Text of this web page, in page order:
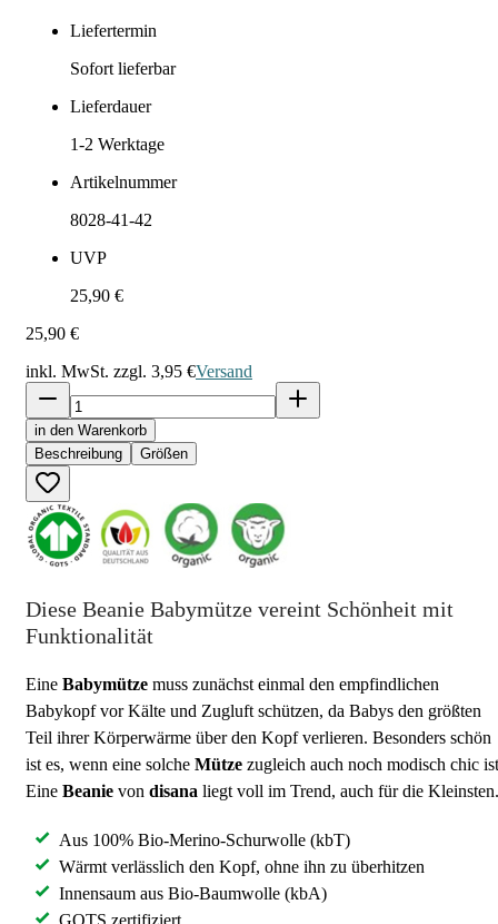
Liefertermin
Sofort lieferbar
Lieferdauer
1-2 Werktage
Artikelnummer
8028-41-42
UVP
25,90 €
25,90 €
inkl. MwSt. zzgl. 3,95 €Versand
in den Warenkorb
Beschreibung
Größen
Diese Beanie Babymütze vereint Schönheit mit
Funktionalität
Eine Babymütze muss zunächst einmal den empfindlichen
Babykopf vor Kälte und Zugluft schützen, da Babys den größten
Teil ihrer Körperwärme über den Kopf verlieren. Besonders schön
ist es, wenn eine solche Mütze zugleich auch noch modisch chic
Eine Beanie von disana liegt voll im Trend, auch für die Kleinsten.
Aus 100% Bio-Merino-Schurwolle (kbT)
Wärmt verlässlich den Kopf, ohne ihn zu überhitzen
Innensaum aus Bio-Baumwolle (kbA)
GOTS zertifiziert